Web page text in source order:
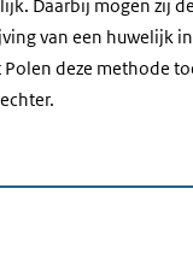
Daarbij mogen zij
van een huwelijk
deze methode